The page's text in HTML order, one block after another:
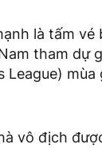
là tấm vé
tham dự
League) mùa
vô địch